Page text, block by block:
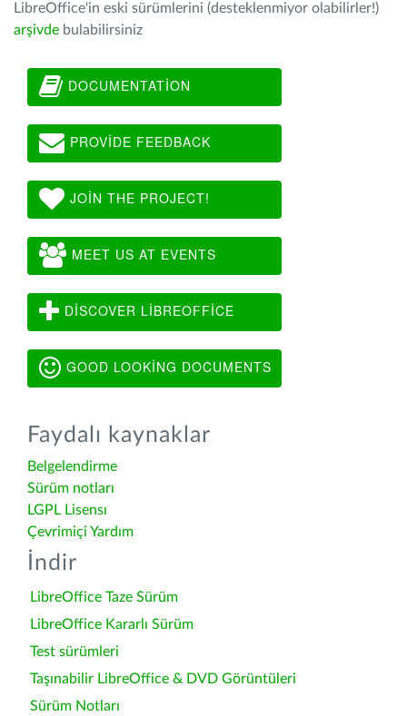
LibreOffice'in eski sürümlerini (desteklenmiyor olabilirler!)
arşivde bulabilirsiniz
DOCUMENTATION
PROVIDE FEEDBACK
JOIN THE PROJECT!
MEET US AT EVENTS
DISCOVER LIBREOFFICE
GOOD LOOKING DOCUMENTS
Faydalı kaynaklar
Belgelendirme
Sürüm notları
LGPL Lisensı
Çevrimiçi Yardım
İndir
LibreOffice Taze Sürüm
LibreOffice Kararlı Sürüm
Test sürümleri
Taşınabilir LibreOffice & DVD Görüntüleri
Sürüm Notları